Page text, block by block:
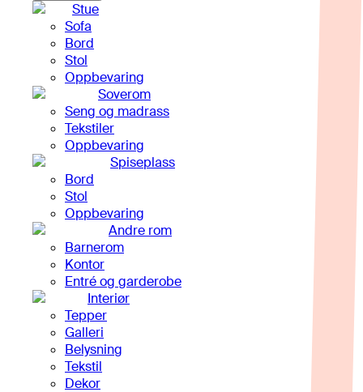
Stue
Sofa
Bord
Stol
Oppbevaring
Soverom
Seng og madrass
Tekstiler
Oppbevaring
Spiseplass
Bord
Stol
Oppbevaring
Andre rom
Barnerom
Kontor
Entré og garderobe
Interiør
Tepper
Galleri
Belysning
Tekstil
Dekor